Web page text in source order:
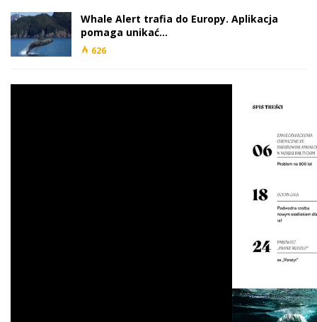
Whale Alert trafia do Europy. Aplikacja
pomaga unikać…
626